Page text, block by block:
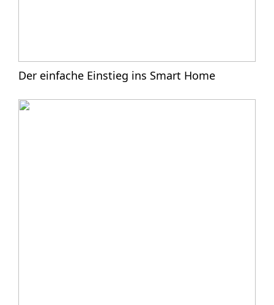
Der einfache Einstieg ins Smart Home